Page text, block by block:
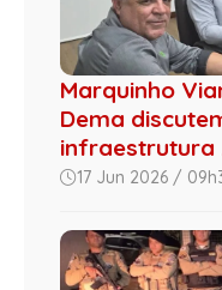
Marquinho
Dema
infraestrutura
17 Jun 2026 /